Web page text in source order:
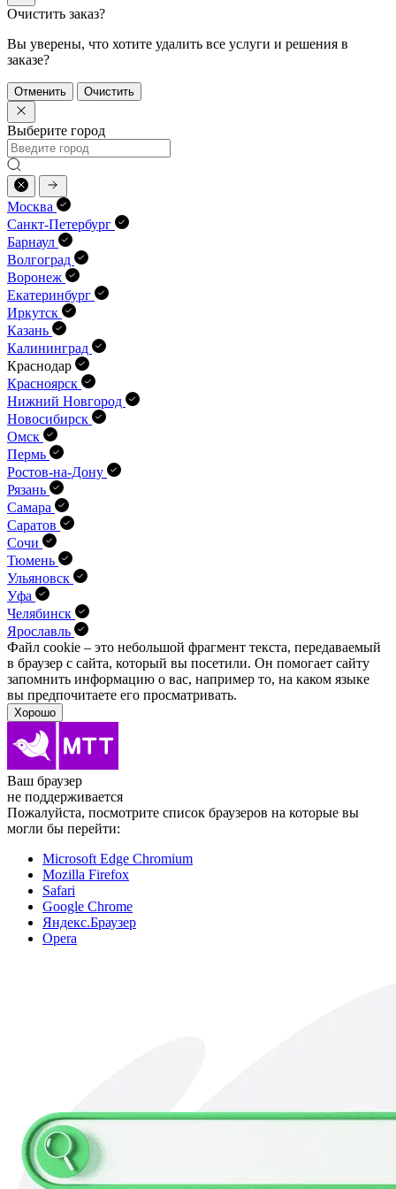
Очистить заказ?
Вы уверены, что хотите удалить все услуги и решения в
заказе?
Отменить Очистить
Выберите город
Москва
Санкт-Петербург
Барнаул
Волгоград
Воронеж
Екатеринбург
Иркутск
Казань
Калининград
Краснодар
Красноярск
Нижний Новгород
Новосибирск
Омск
Пермь
Ростов-на-Дону
Рязань
Самара
Саратов
Сочи
Тюмень
Ульяновск
Уфа
Челябинск
Ярославль
Файл cookie – это небольшой фрагмент текста, передава­емый
в браузер с сайта, который вы посетили. Он помо­гает сайту
запомнить информацию о вас, например то, на каком языке
вы предпочитаете его просматривать.
Хорошо
Ваш браузер
не поддерживается
Пожалуйста, посмотрите список браузеров на которые вы
могли бы перейти:
Microsoft Edge Chromium
Mozilla Firefox
Safari
Google Chrome
Яндекс.Браузер
Opera